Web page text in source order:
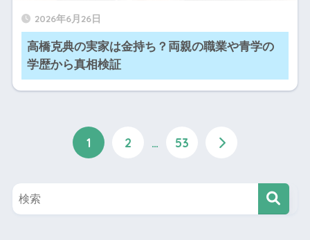
2026年6月26日
高橋克典の実家は金持ち？両親の職業や青学の
学歴から真相検証
1 2 … 53